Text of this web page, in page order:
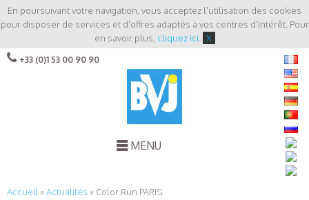
En poursuivant votre navigation, vous acceptez l'utilisation des cookies
pour disposer de services et d'offres adaptés à vos centres d'intérêt. Pour
en savoir plus, cliquez ici X
+33 (0)1 53 00 90 90
MENU
Accueil »Actualités » Color Run PARIS